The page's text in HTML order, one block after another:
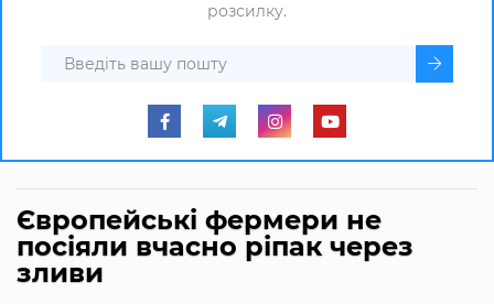
розсилку.
Європейські фермери не
посіяли вчасно ріпак через
зливи